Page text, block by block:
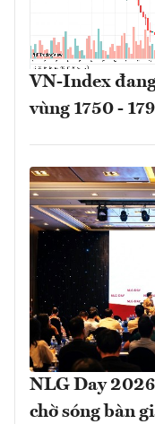
VN-Index
vùng 1750 -
NLG Day
chờ sóng bàn